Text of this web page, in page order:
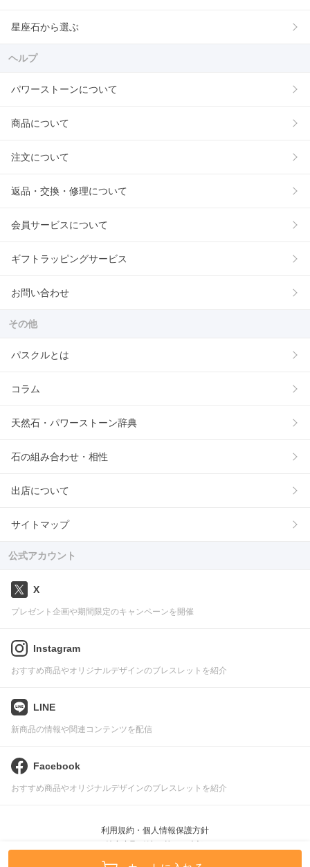
星座石から選ぶ
ヘルプ
パワーストーンについて
商品について
注文について
返品・交換・修理について
会員サービスについて
ギフトラッピングサービス
お問い合わせ
その他
パスクルとは
コラム
天然石・パワーストーン辞典
石の組み合わせ・相性
出店について
サイトマップ
公式アカウント
X
プレゼント企画や期間限定のキャンペーンを開催
Instagram
おすすめ商品やオリジナルデザインのブレスレットを紹介
LINE
新商品の情報や関連コンテンツを配信
Facebook
おすすめ商品やオリジナルデザインのブレスレットを紹介
利用規約・個人情報保護方針